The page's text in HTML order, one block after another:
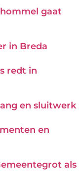
gaat
in Breda
redt in
en sluitwerk
en
als